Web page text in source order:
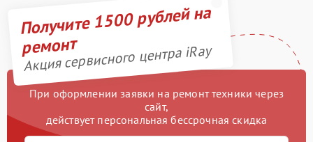
Получите 1500 рублей на
ремонт
Акция сервисного центра iRay
При оформлении заявки на ремонт техники через
сайт,
действует персональная бессрочная скидка